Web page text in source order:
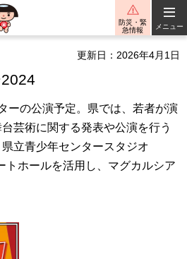
防災・緊
急情報
メニュー
更新日：2026年4月1日
ーの公演予定。県では、若者が演
芸術に関する発表や公演を行う
立青少年センタースタジオ
トホールを活用し、マグカルシア